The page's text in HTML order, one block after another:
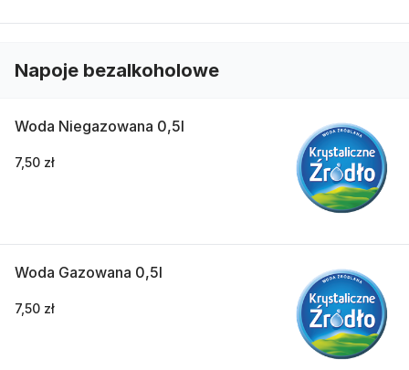
Napoje bezalkoholowe
Woda Niegazowana 0,5l
7,50 zł
Woda Gazowana 0,5l
7,50 zł